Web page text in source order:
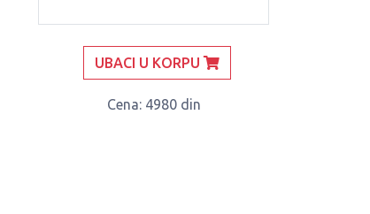
UBACI U KORPU
Cena: 4980 din